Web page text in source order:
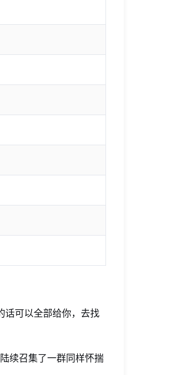
话可以全部给你，去找
续召集了一群同样怀揣